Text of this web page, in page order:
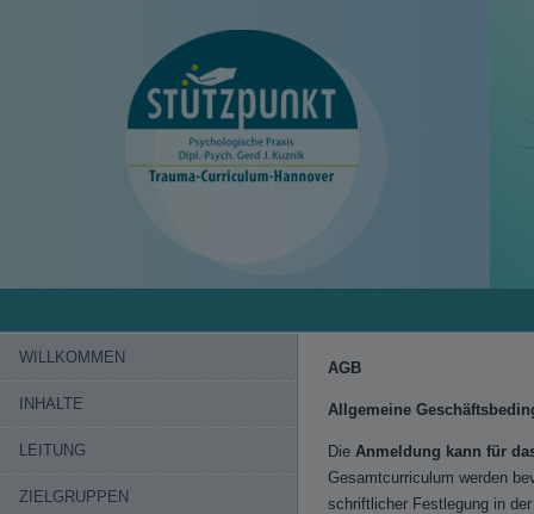
WILLKOMMEN
INHALTE
LEITUNG
ZIELGRUPPEN
AGB
Allgemeine
Die Anmeldung kann für
Gesamtcurriculum werden
schriftlicher Festlegung in